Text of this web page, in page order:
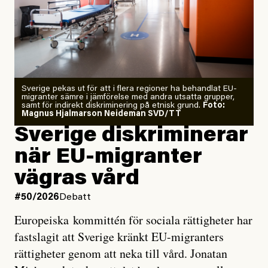
Årets El Niño kan bli den
starkaste som uppmätts
Zeke Hausfather är chockad igen efter att ha
analyserat hur de olika klimatmodellerna bedömer
läget för hur den begynnande El Niño-händelsen ska
utveckla sig. El Niño är ett återkommande
väderfenomen som uppstår när havsvattnet i delar av
Stilla havet blir ovanligt varmt. Det påverkar vädret
över stora delar av världen och under
forskare allt oftare varnat för att den här El Niñon
Det verkar vara en underdrift, menar nu Zeke
Hausfather.
Sverige pekas ut för att i flera regioner ha behandlat EU-
migranter sämre i jämförelse med andra utsatta grupper,
samt för indirekt diskriminering på etnisk grund. Foto:
Magnus Hjalmarson Neideman SVD/TT
Sverige diskriminerar
när EU-migranter
vägras vård
#50/2026 Debatt
Europeiska kommittén för sociala rättigheter har
fastslagit att Sverige kränkt EU-migranters
rättigheter genom att neka till vård. Jonatan